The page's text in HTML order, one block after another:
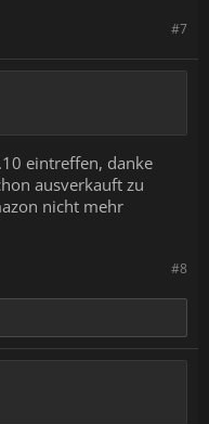
#7
eintreffen, danke
ausverkauft zu
nicht mehr
#8